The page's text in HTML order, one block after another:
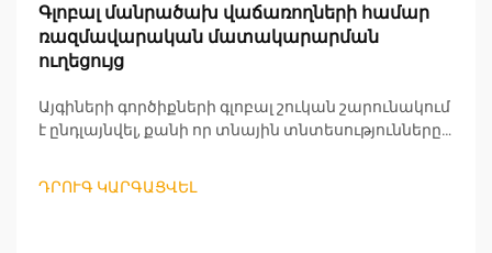
Գլոբալ մանրածախ վաճառողների համար
ռազմավարական մատակարարման
ուղեցույց
Այգիների գործիքների գլոբալ շուկան շարունակում
է ընդլայնվել, քանի որ տնային տնտեսությունները
Մանրածախ վաճառողների համար, որոնք
ԴՐՈՒԳ ԿԱՐԳԱՑՎԵԼ